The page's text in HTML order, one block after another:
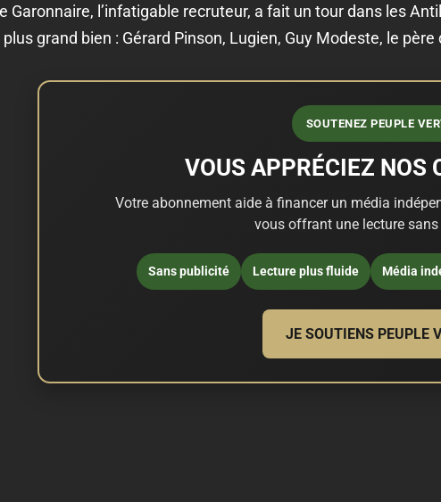
Garonnaire, l’infatigable recruteur, a fait un tour dans les
grand bien : Gérard Pinson, Lugien, Guy Modeste, le
SOUTENEZ PEUPLE
VOUS APPRÉCIEZ NOS
Votre abonnement aide à financer un média
vous offrant une lecture
Sans publicité Lecture plus fluide Média
JE SOUTIENS PEUPLE